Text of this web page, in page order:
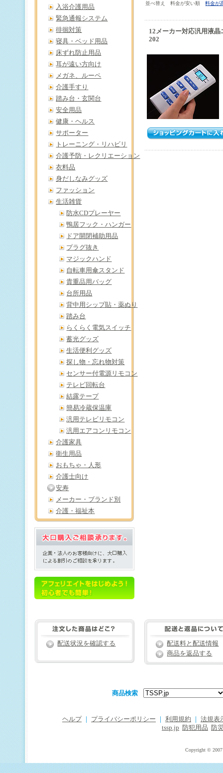
並べ替え 料金が安い順料金が
12メーカー対応汎用液
202
入浴介護用品
緊急通報システム
徘徊対策
寝具・ベッド用品
床ずれ防止用品
耳が遠い方向け
メガネ、ルーペ
介護手すり
踏み台・玄関台
安全用品
健康・ヘルス
サポーター
トレーニング・リハビリ
介護予防・レクリエーション
衣料品
身だしなみグッズ
ファッション
生活雑貨
防水CDプレーヤー
鴨居フック・ハンガー
ドア開閉補助用品
プラグ抜き
マジックハンド
自転車用傘スタンド
貴重品用バッグ
台所用品
背中用シップ貼・薬ぬり
踏み台
らくらく電気スイッチ
蓄光グッズ
生活便利グッズ
探し物・忘れ物対策
センサー付電源リモコン
テレビ回転台
結露テープ
簡易冷蔵保温庫
汎用テレビリモコン
汎用エアコンリモコン
介護家具
衛生用品
おもちゃ・人形
介護士向け
安寿
メーカー・ブランド別
介護・福祉本
配送状況を確認する
配送料と配送情報
商品を返品する
商品検索
ヘルプ プライバシーポリシー 利用規約
法規表
tssp.jp
防犯用品 防
Copyright © 2007